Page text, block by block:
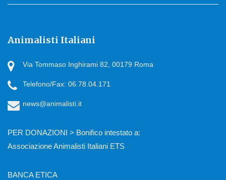
Animalisti Italiani
Via Tommaso Inghirami 82, 00179 Roma
Telefono/Fax: 06.78.04.171
news@animalisti.it
PER DONAZIONI > Bonifico intestato a:
Associazione Animalisti Italiani ETS
BANCA ETICA